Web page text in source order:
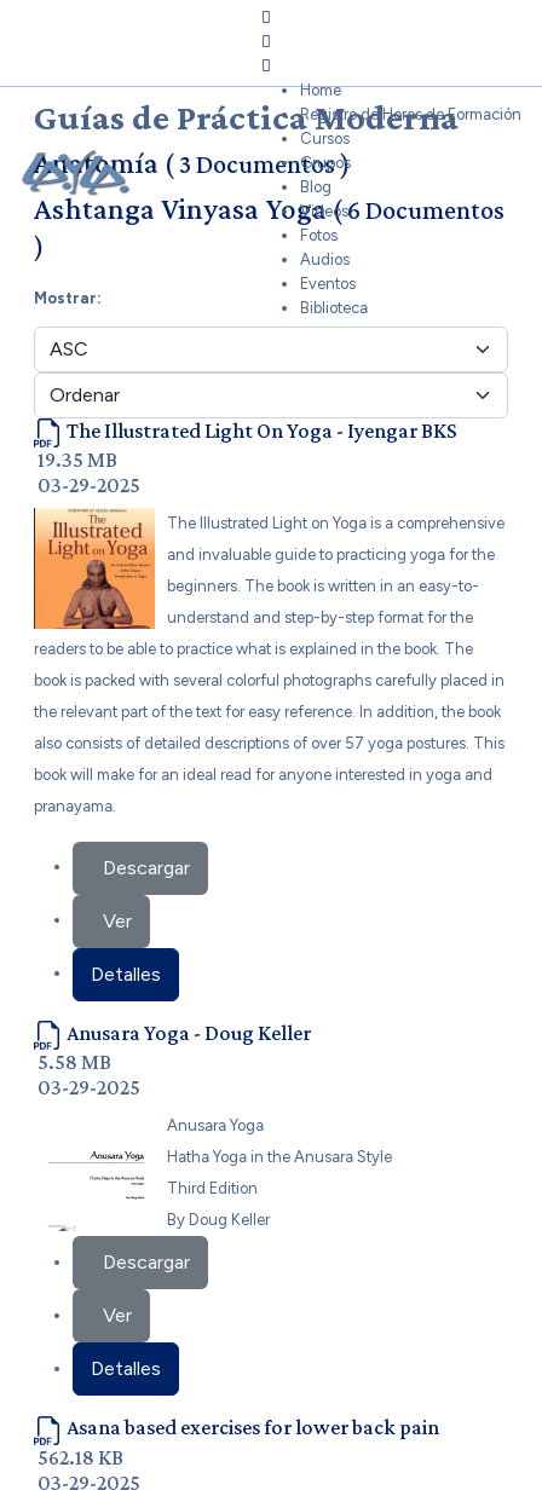
Home
Registro de Horas de Formación
Cursos
Grupos
Blog
Videos
Fotos
Audios
Eventos
Biblioteca
Guías de Práctica Moderna
Anatomía ( 3 Documentos )
Ashtanga Vinyasa Yoga( 6 Documentos
)
Mostrar:
The Illustrated Light On Yoga - Iyengar BKS
19.35 MB
03-29-2025
The Illustrated Light on Yoga is a comprehensive
and invaluable guide to practicing yoga for the
beginners. The book is written in an easy-to-
understand and step-by-step format for the
readers to be able to practice what is explained in the book. The
book is packed with several colorful photographs carefully placed in
the relevant part of the text for easy reference. In addition, the book
also consists of detailed descriptions of over 57 yoga postures. This
book will make for an ideal read for anyone interested in yoga and
pranayama.
Descargar
Ver
Detalles
Anusara Yoga - Doug Keller
5.58 MB
03-29-2025
Anusara Yoga
Hatha Yoga in the Anusara Style
Third Edition
By Doug Keller
Descargar
Ver
Detalles
Asana based exercises for lower back pain
562.18 KB
03-29-2025